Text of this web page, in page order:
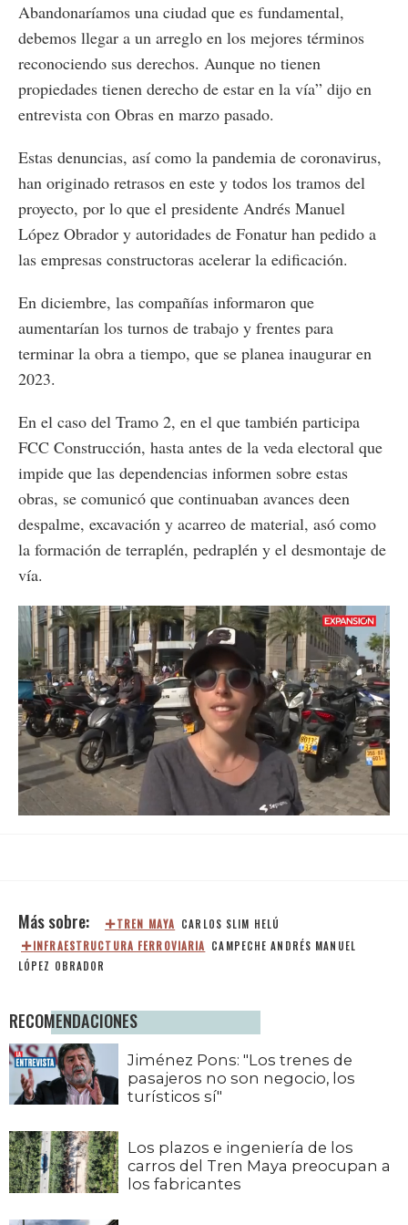
Abandonaríamos una ciudad que es fundamental,
debemos llegar a un arreglo en los mejores términos
reconociendo sus derechos. Aunque no tienen
propiedades tienen derecho de estar en la vía” dijo en
entrevista con Obras en marzo pasado.
Estas denuncias, así como la pandemia de coronavirus,
han originado retrasos en este y todos los tramos del
proyecto, por lo que el presidente Andrés Manuel
López Obrador y autoridades de Fonatur han pedido a
las empresas constructoras acelerar la edificación.
En diciembre, las compañías informaron que
aumentarían los turnos de trabajo y frentes para
terminar la obra a tiempo, que se planea inaugurar en
2023.
En el caso del Tramo 2, en el que también participa
FCC Construcción, hasta antes de la veda electoral que
impide que las dependencias informen sobre estas
obras, se comunicó que continuaban avances deen
despalme, excavación y acarreo de material, asó como
la formación de terraplén, pedraplén y el desmontaje de
vía.
Unmute
62.91%
TREN MAYA CARLOS SLIM HELÚ
INFRAESTRUCTURA FERROVIARIA CAMPECHE ANDRÉS MANUEL
LÓPEZ OBRADOR
RECOMENDACIONES
Jiménez Pons: "Los trenes de
pasajeros no son negocio, los
turísticos sí"
Los plazos e ingeniería de los
carros del Tren Maya preocupan a
los fabricantes